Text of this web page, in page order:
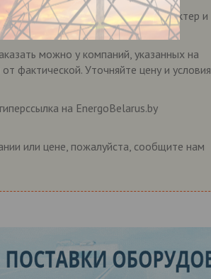
носит справочный характер и
можно у компаний, указанных на
фактической. Уточняйте цену и условия
на EnergoBelarus.by
или цене, пожалуйста, сообщите нам